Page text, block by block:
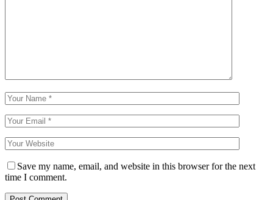
Save my name, email, and website in this browser for the next
time I comment.